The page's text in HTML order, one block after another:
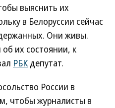
выяснить их
в Белоруссии сейчас
Они живы.
их состоянии, к
РБКдепутат.
России в
чтобы журналисты в